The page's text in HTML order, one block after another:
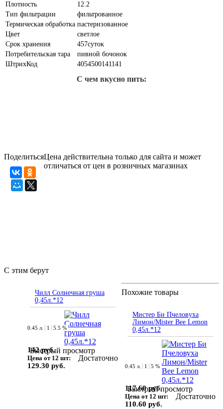
Плотность
12.2
Тип фильтрации
фильтрованное
Термическая обработка пастеризованное
Цвет
светлое
Срок хранения
457суток
Потребительская тара
пивной бочонок
ШтрихКод
4054500141141
С чем вкусно пить:
ПоделитьсяЦена действительна только для сайта и может
отличаться от цен в розничных магазинах
С этим берут
Чилл Солнечная груша
0,45л.*12
Быстрый просмотр
0.45 л. 1 5.5 %
142 руб.
Цена от 12 шт:
129.30 руб.
Достаточно
Похожие товары
Мистер Би Пчеловуха
Лимон/Mister Bee Lemon
0,45л.*12
Быстрый просмотр
0.45 л. 1 5 %
117.60 руб.
Цена от 12 шт:
110.60 руб.
Достаточно